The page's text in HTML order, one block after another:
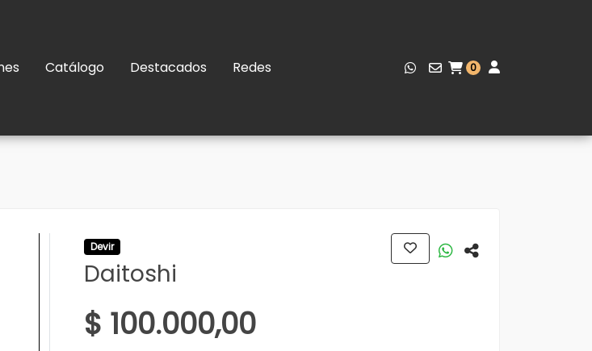
Catálogo Destacados Redes 0
Devir
Daitoshi
$ 100.000,00